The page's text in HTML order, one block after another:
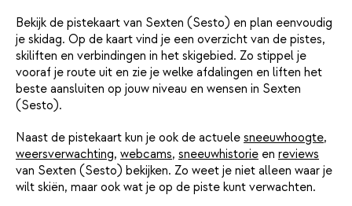
Bekijk de pistekaart van Sexten (Sesto) en plan eenvoudig
je skidag. Op de kaart vind je een overzicht van de pistes,
skiliften en verbindingen in het skigebied. Zo stippel je
vooraf je route uit en zie je welke afdalingen en liften het
beste aansluiten op jouw niveau en wensen in Sexten
(Sesto).
Naast de pistekaart kun je ook de actuele sneeuwhoogte,
weersverwachting, webcams, sneeuwhistorie en reviews
van Sexten (Sesto) bekijken. Zo weet je niet alleen waar je
wilt skiën, maar ook wat je op de piste kunt verwachten.